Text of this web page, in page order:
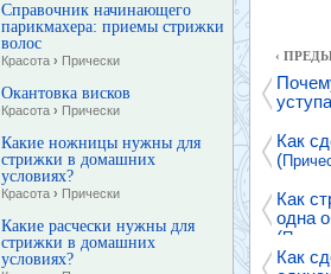
Справочник начинающего
парикмахера: приемы стрижки
волос
Красота › Прически
Окантовка висков
Красота › Прически
Какие ножницы нужны для
стрижки в домашних
условиях?
Красота › Прически
Какие расчески нужны для
стрижки в домашних
условиях?
‹
Как
(
Как
одна
(
Как